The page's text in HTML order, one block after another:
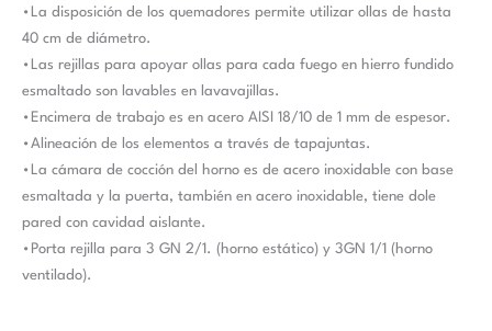
•La disposición de los quemadores permite utilizar ollas de hasta
40 cm de diámetro.
•Las rejillas para apoyar ollas para cada fuego en hierro fundido
esmaltado son lavables en lavavajillas.
•Encimera de trabajo es en acero AISI 18/10 de 1 mm de espesor.
•Alineación de los elementos a través de tapajuntas.
•La cámara de cocción del horno es de acero inoxidable con base
esmaltada y la puerta, también en acero inoxidable, tiene dole
pared con cavidad aislante.
•Porta rejilla para 3 GN 2/1. (horno estático) y 3GN 1/1 (horno
ventilado).